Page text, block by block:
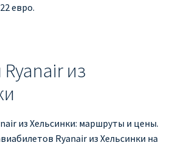
евро.
из
из Хельсинки: маршруты и цены.
Ryanair из Хельсинки на